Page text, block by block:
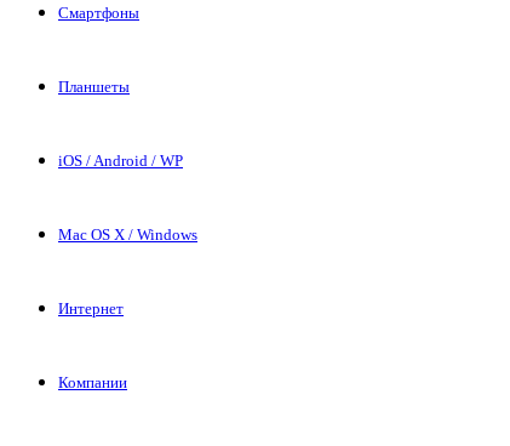
Смартфоны
Планшеты
iOS / Android / WP
Mac OS X / Windows
Интернет
Компании